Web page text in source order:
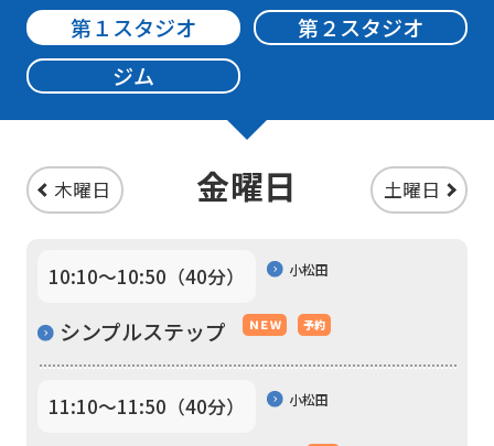
第１スタジオ
第２スタジオ
ジム
木曜日 金曜日 土曜日
10:10〜10:50（40分） 小松田
シンプルステップ ＮＥＷ 予約
11:10〜11:50（40分） 小松田
For
foreigners
Central
Sports
official
website